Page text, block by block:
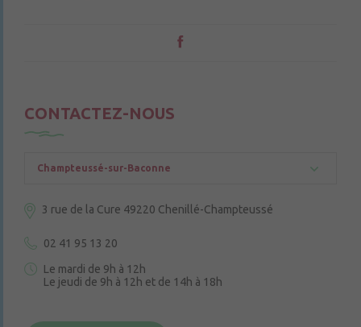
CONTACTEZ-NOUS
Champteussé-sur-Baconne
3 rue de la Cure 49220 Chenillé-Champteussé
02 41 95 13 20
Le mardi de 9h à 12h
Le jeudi de 9h à 12h et de 14h à 18h